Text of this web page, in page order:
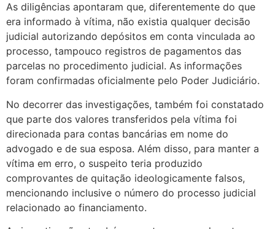
As diligências apontaram que, diferentemente do que
era informado à vítima, não existia qualquer decisão
judicial autorizando depósitos em conta vinculada ao
processo, tampouco registros de pagamentos das
parcelas no procedimento judicial. As informações
foram confirmadas oficialmente pelo Poder Judiciário.
No decorrer das investigações, também foi constatado
que parte dos valores transferidos pela vítima foi
direcionada para contas bancárias em nome do
advogado e de sua esposa. Além disso, para manter a
vítima em erro, o suspeito teria produzido
comprovantes de quitação ideologicamente falsos,
mencionando inclusive o número do processo judicial
relacionado ao financiamento.